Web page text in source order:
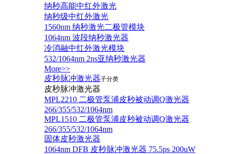
纳秒高能中红外激光
纳秒级中红外激光
1560nm 纳秒激光二极管模块
1064nm 波段纳秒激光器
冷消融中红外激光模块
532/1064nm 2ns亚纳秒激光器
More>>
皮秒脉冲激光器子分类
皮秒脉冲激光器
​MPL2210 二极管泵浦皮秒被动调Q激光器
266/355/532/1064nm
MPL1510 二极管泵浦皮秒被动调Q激光器
266/355/532/1064nm
固体皮秒激光器
1064nm DFB 皮秒脉冲激光器 75.5ps 200uW